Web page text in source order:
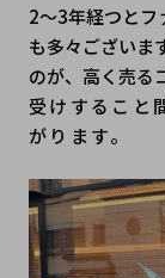
2～3年経つとフ
も多々ございま
のが、高く売る
受けすること
がります。